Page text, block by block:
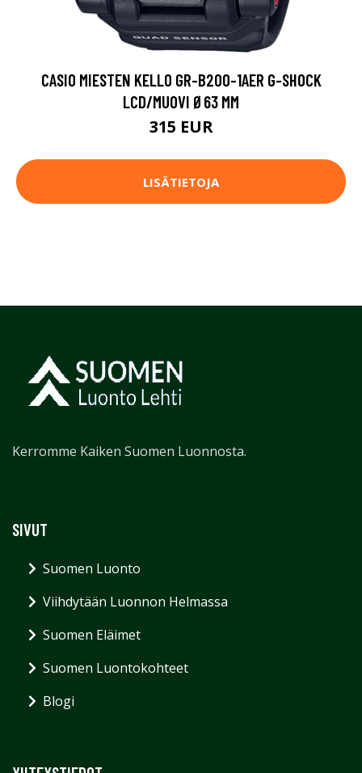
CASIO MIESTEN KELLO GR-B200-1AER G-SHOCK
LCD/MUOVI Ø63 MM
315 EUR
LISÄTIETOJA
Kerromme Kaiken Suomen Luonnosta.
SIVUT
Suomen Luonto
Viihdytään Luonnon Helmassa
Suomen Eläimet
Suomen Luontokohteet
Blogi